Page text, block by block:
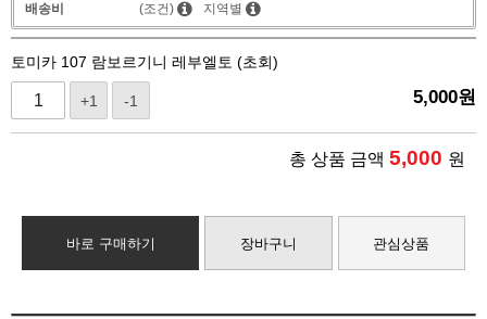
배송비 (조건) 지역별
토미카 107 람보르기니 레부엘토 (초회)
+1 -1 5,000원
총 상품 금액 5,000 원
바로 구매하기 장바구니 관심상품